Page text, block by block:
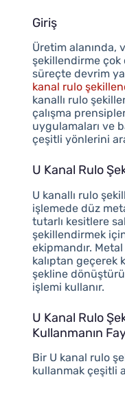
Giriş
Üretim alanında,
şekillendirme çok
süreçte devrim
kanal rulo
kanallı rulo
çalışma
uygulamaları ve
çeşitli yönlerini
U Kanal Rulo
U kanallı rulo
işlemede düz
tutarlı kesitlere
şekillendirmek
ekipmandır.
kalıptan geçerek
şekline
işlemi kullanır.
U Kanal Rulo
Kullanmanın
Bir U kanal rulo
kullanmak çeşitli